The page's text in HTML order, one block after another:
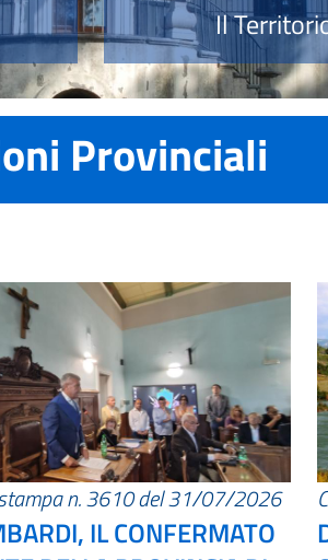
Il
Provinciali
n. 3610 del 31/07/2026
IL CONFERMATO